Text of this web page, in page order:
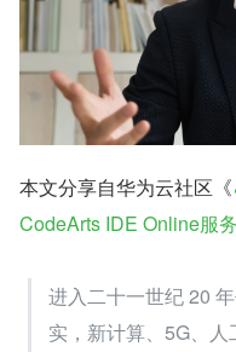
本文分享自华为云社区《
CodeArts IDE Online服务
进入二十一世纪 20
实，新计算、5G、